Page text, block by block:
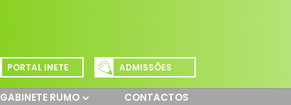
PORTAL INETE ADMISSÕES
GABINETE RUMO CONTACTOS